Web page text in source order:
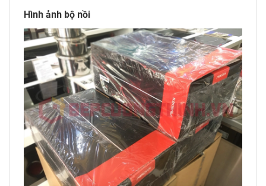
Hình ảnh bộ nồi